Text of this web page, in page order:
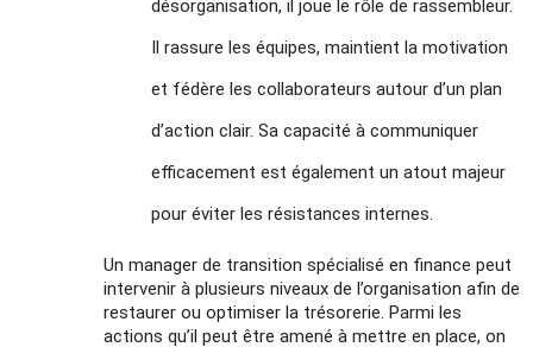
désorganisation, il joue le rôle de rassembleur.
Il rassure les équipes, maintient la motivation
et fédère les collaborateurs autour d’un plan
d’action clair. Sa capacité à communiquer
efficacement est également un atout majeur
pour éviter les résistances internes.
Un manager de transition spécialisé en finance peut
intervenir à plusieurs niveaux de l’organisation afin de
restaurer ou optimiser la trésorerie. Parmi les
actions qu’il peut être amené à mettre en place, on